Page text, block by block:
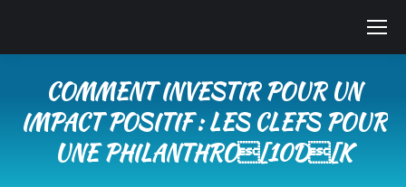
COMMENT INVESTIR POUR UN
IMPACT POSITIF : LES CLEFS POUR
UNE PHILANTHRO[10D[K